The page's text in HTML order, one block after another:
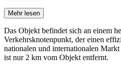
Mehr lesen
Das Objekt befindet sich an einem
Verkehrsknotenpunkt, der einen
nationalen und internationalen
ist nur 2 km vom Objekt entfernt.